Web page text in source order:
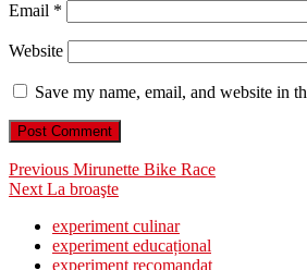
Email *
Website
Save my name, email, and website in
Post
navigation
Previous Previous
post:
Mirunette Bike Race
Next Next
La broaşte
experiment culinar
experiment educațional
experiment recomandat